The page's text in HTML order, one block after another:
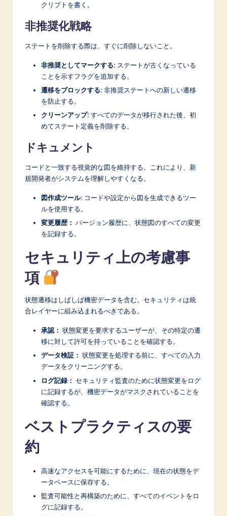
クリプトを書く。
非推奨化戦略
ステートを削除する際は、すぐに削除しないこと。
非推奨としてマークする: ステートが古くなっている
ことを示すフラグを追加する。
遷移をブロックする: 非推奨ステートへの新しい遷移
を防止する。
クリーンアップ: すべてのデータが移行された後、初
めてステート定義を削除する。
ドキュメント
コードと一致する視覚的な図を維持する。これにより、新
規開発者がシステムを理解しやすくなる。
図作成ツール: コードや設定から図を生成できるツー
ルを使用する。
変更履歴： バージョン履歴に、状態図のすべての変更
を記録する。
セキュリティ上の考慮事
項
状態遷移はしばしば機密データを含む。セキュリティは統
合レイヤーに組み込まれるべきである。
承認： 状態変更を要求するユーザーが、その特定の遷
移に対して許可を持っていることを確認する。
データ検証： 状態変更を処理する前に、すべての入力
データをクリーニングする。
ログ記録： セキュリティ監査のために状態変更をログ
に記録するが、機密データがマスクされていることを
確認する。
ベストプラクティスの要
約
高速なアクセスを可能にするために、現在の状態をデ
ータベースに保存する。
監査可能性と再構築のために、すべてのイベントをロ
グに記録する。